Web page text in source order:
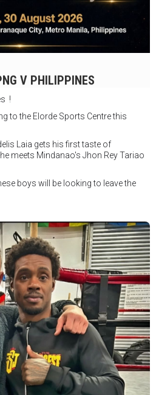
V PHILIPPINES
!
to the Elorde Sports Centre this
Laia gets his first taste of
meets Mindanao's Jhon Rey Tariao
boys will be looking to leave the